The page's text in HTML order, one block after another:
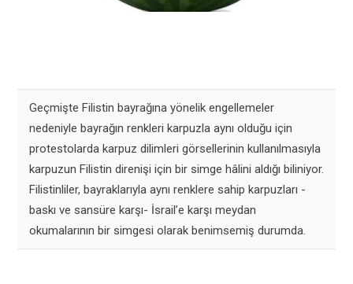
Geçmişte Filistin bayrağına yönelik engellemeler
nedeniyle bayrağın renkleri karpuzla aynı olduğu için
protestolarda karpuz dilimleri görsellerinin kullanılmasıyla
karpuzun Filistin direnişi için bir simge hâlini aldığı biliniyor.
Filistinliler, bayraklarıyla aynı renklere sahip karpuzları -
baskı ve sansüre karşı- İsrail’e karşı meydan
okumalarının bir simgesi olarak benimsemiş durumda.